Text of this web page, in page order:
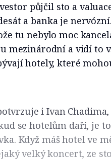
půjčil sto a
a banka je
tu nebylo moc
mezinárodní a vidí to
hotely, které
i Ivan
se hotelům daří, je
Když máš hotel ve
velký koncert, ze